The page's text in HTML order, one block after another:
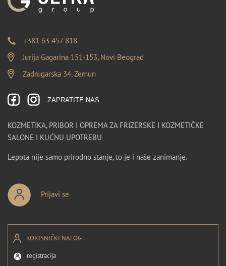
+381 63 457 818
Jurija Gagarina 151-153, Novi Beograd
Zadrugarska 34, Zemun
ZAPRATITE NAS
KOZMETIKA, PRIBOR I OPREMA ZA FRIZERSKE I KOZMETIČKE
SALONE I KUĆNU UPOTREBU
Lepota nije samo prirodno stanje, to je i naše zanimanje.
Prijavi se
KORISNIČKI NALOG
registracija